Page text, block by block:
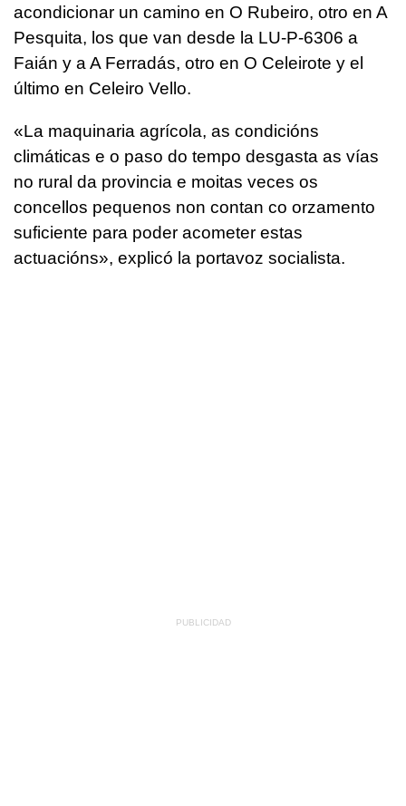
acondicionar un camino en O Rubeiro, otro en A
Pesquita, los que van desde la LU-P-6306 a
Faián y a A Ferradás, otro en O Celeirote y el
último en Celeiro Vello.
«La maquinaria agrícola, as condicións
climáticas e o paso do tempo desgasta as vías
no rural da provincia e moitas veces os
concellos pequenos non contan co orzamento
suficiente para poder acometer estas
actuacións», explicó la portavoz socialista.